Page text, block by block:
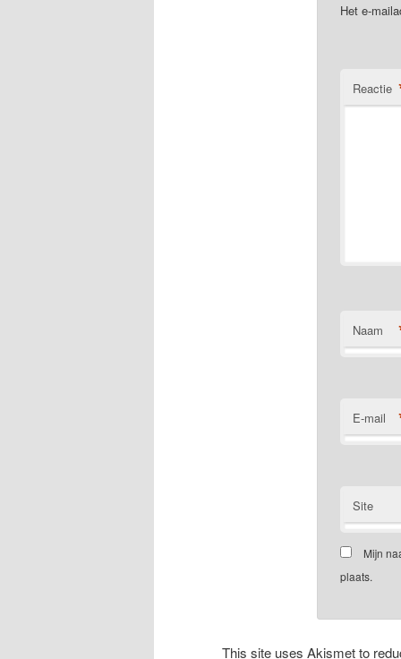
Het e-
Reactie
Naam
E-mail
Site
Mijn
plaats.
This site uses Akismet to